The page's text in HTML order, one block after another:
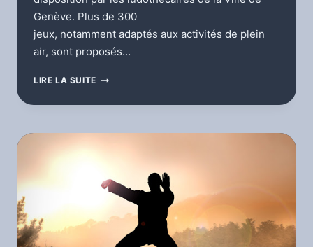
Genève. Plus de 300
jeux, notamment adaptés aux activités de plein
air, sont proposés…
LIRE LA SUITE STÉPHANIE
PATRICE
LUDOBUS
CROPETTES